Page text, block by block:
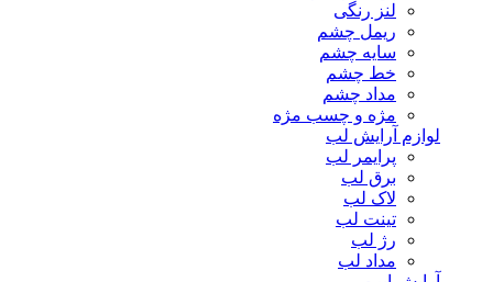
لنز رنگی
ریمل چشم
سایه چشم
خط چشم
مداد چشم
مژه و چسب مژه
لوازم آرایش لب
پرایمر لب
برق لب
لاک لب
تینت لب
رژ لب
مداد لب